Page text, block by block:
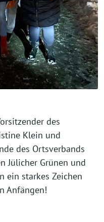
des
Klein und
des Ortsverbands
Jülicher Grünen und
ein starkes Zeichen
Anfängen!